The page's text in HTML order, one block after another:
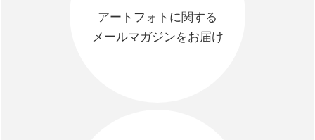
アートフォトに関する
メールマガジンをお届け